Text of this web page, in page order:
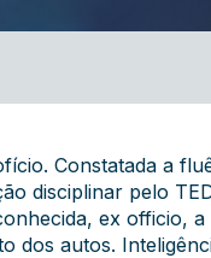
Constatada a
disciplinar pelo
ex officio,
dos autos.